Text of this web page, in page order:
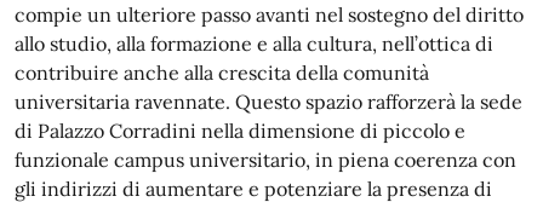
compie un ulteriore passo avanti nel sostegno del diritto
allo studio, alla formazione e alla cultura, nell’ottica di
contribuire anche alla crescita della comunità
universitaria ravennate. Questo spazio rafforzerà la sede
di Palazzo Corradini nella dimensione di piccolo e
funzionale campus universitario, in piena coerenza con
gli indirizzi di aumentare e potenziare la presenza di